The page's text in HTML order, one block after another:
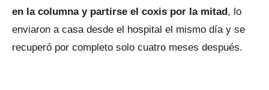
en la columna y partirse el coxis por la mitad, lo
enviaron a casa desde el hospital el mismo día y se
recuperó por completo solo cuatro meses después.